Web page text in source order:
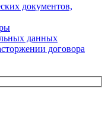
документов,
данных
договора